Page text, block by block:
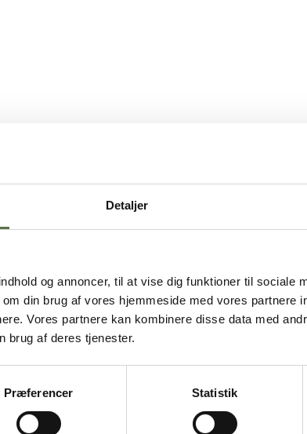
Detaljer
og annoncer, til at vise dig funktioner til sociale
din brug af vores hjemmeside med vores partnere
Vores partnere kan kombinere disse data med
brug af deres tjenester.
Præferencer Statistik